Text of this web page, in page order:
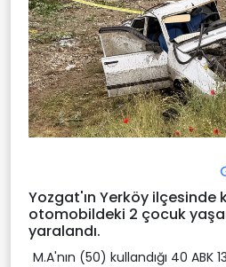
Yozgat'ın Yerköy ilçesinde
otomobildeki 2 çocuk
yaralandı.
M.A'nın (50) kullandığı 40 ABK